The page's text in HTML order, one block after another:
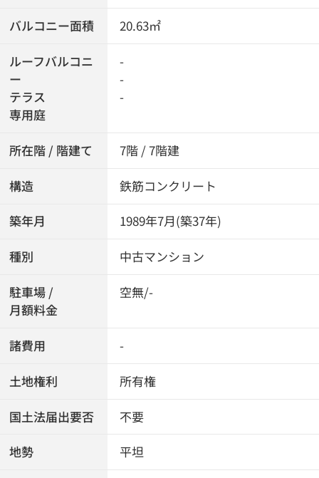
バルコニー面積 20.63㎡
ルーフバルコニ
ー
テラス
専用庭
-
-
-
所在階 / 階建て 7階 / 7階建
構造 鉄筋コンクリート
築年月 1989年7月(築37年)
種別 中古マンション
駐車場 /
月額料金
空無/-
諸費用 -
土地権利 所有権
国土法届出要否 不要
地勢 平坦